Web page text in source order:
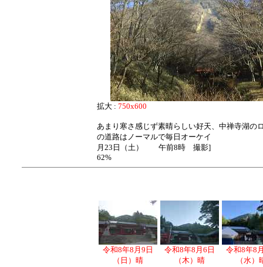
拡大 : 750x600
あまり寒さ感じず素晴らしい好天、中禅寺湖の
の道路はノーマルで毎日オーケ
月23日（土） 午前8時 撮影]
62%
令和8年8月9日
（日）晴
令和8年8月6日
（木）晴
令和8年8
（水）